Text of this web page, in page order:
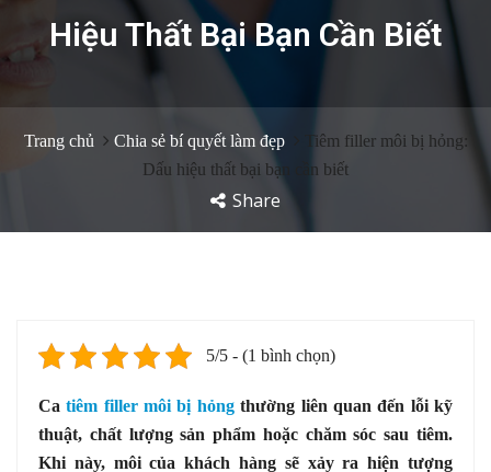
Hiệu Thất Bại Bạn Cần Biết
Trang chủ Chia sẻ bí quyết làm đẹp
Tiêm filler môi bị hỏng:
Dấu hiệu thất bại bạn cần biết
Share
5/5 - (1 bình chọn)
Catiêm filler môi bị hỏngthường liên quan đến lỗi kỹ
thuật, chất lượng sản phẩm hoặc chăm sóc sau tiêm.
Khi này, môi của khách hàng sẽ xảy ra hiện tượng